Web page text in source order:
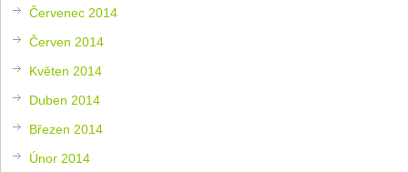
Červenec 2014
Červen 2014
Květen 2014
Duben 2014
Březen 2014
Únor 2014